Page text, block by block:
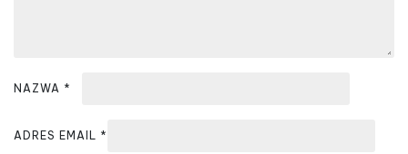
NAZWA *
ADRES EMAIL *